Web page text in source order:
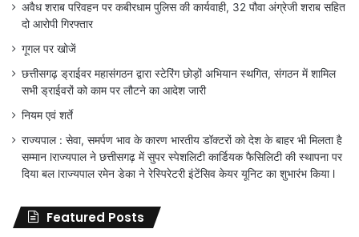
अवैध शराब परिवहन पर कबीरधाम पुलिस की कार्यवाही, 32 पौवा अंग्रेजी शराब सहित
दो आरोपी गिरफ्तार
गूगल पर खोजें
छत्तीसगढ़ ड्राईवर महासंगठन द्वारा स्टेरिंग छोड़ों अभियान स्थगित, संगठन में शामिल
सभी ड्राईवरों को काम पर लौटने का आदेश जारी
नियम एवं शर्ते
राज्यपाल : सेवा, समर्पण भाव के कारण भारतीय डॉक्टरों को देश के बाहर भी मिलता है
सम्मान lराज्यपाल ने छत्तीसगढ़ में सुपर स्पेशलिटी कार्डियक फैसिलिटी की स्थापना पर
दिया बल lराज्यपाल रमेन डेका ने रेस्पिरेटरी इंटेंसिव केयर यूनिट का शुभारंभ किया l
Featured Posts